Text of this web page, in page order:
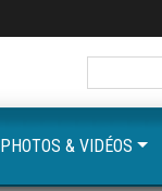
PHOTOS & VIDÉOS